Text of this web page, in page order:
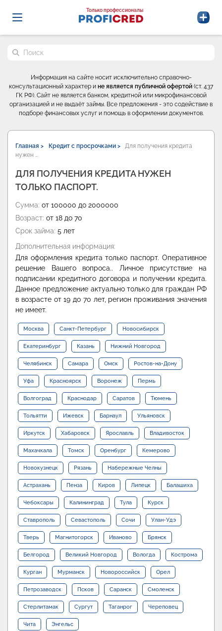
Probrokery - Только профессионалы
Только профессионалы
Поиск по сайту
Информация на сайте носит исключительно справочно-
консультационный характер и не является публичной офертой (ст. 437
ГК РФ). Сайт не является банком, кредитной или микрофинансовой
организацией и не выдаёт займы. Все предложения - это содействие в
подборе финансовых услуг и помощь в оформлении документов.
Главная > Кредит с просрочками >
Для получения кредита
нужен …
ДЛЯ ПОЛУЧЕНИЯ КРЕДИТА НУЖЕН
ТОЛЬКО ПАСПОРТ.
Сумма: от 100000 до 2000000
Возраст: от 18 до 70
Срок займа: 5 лет
Дополнительная информация:
Для оформления кредита только паспорт. Оперативное
решение Вашего вопроса.. Личное присутствие на
подписании кредитного договора и получении кредита.
Данное предложение актуально только для граждан РФ
в возрасте от 19 до 70 лет, регион проживания значения
не имеет.
Москва Санкт-Петербург Новосибирск
Екатеринбург Казань Нижний Новгород
Челябинск Самара Омск Ростов-на-Дону
Уфа Красноярск Воронеж Пермь
Волгоград Краснодар Саратов Тюмень
Тольятти Ижевск Барнаул Ульяновск
Иркутск Хабаровск Ярославль Владивосток
Махачкала Томск Оренбург Кемерово
Новокузнецк Рязань Набережные Челны
Астрахань Пенза Киров Липецк Балашиха
Чебоксары Калининград Тула Курск
Ставрополь Севастополь Сочи Улан-Удэ
Тверь Магнитогорск Иваново Брянск
Белгород Великий Новгород Вологда Кострома
Курган Мурманск Новороссийск Орел
Петрозаводск Псков Саранск Смоленск
Стерлитамак Сургут Таганрог Череповец
Чита Энгельс